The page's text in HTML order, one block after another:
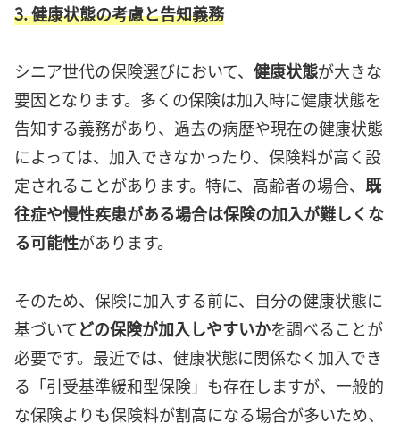
3. 健康状態の考慮と告知義務
シニア世代の保険選びにおいて、 健康状態が大きな
要因となります。多くの保険は加入時に健康状態を
告知する義務があり、過去の病歴や現在の健康状態
によっては、加入できなかったり、保険料が高く設
定されることがあります。特に、高齢者の場合、 既
往症や慢性疾患がある場合は保険の加入が難しくな
る可能性があります。
そのため、保険に加入する前に、自分の健康状態に
基づいてどの保険が加入しやすいかを調べることが
必要です。最近では、健康状態に関係なく加入でき
る「引受基準緩和型保険」も存在しますが、一般的
な保険よりも保険料が割高になる場合が多いため、